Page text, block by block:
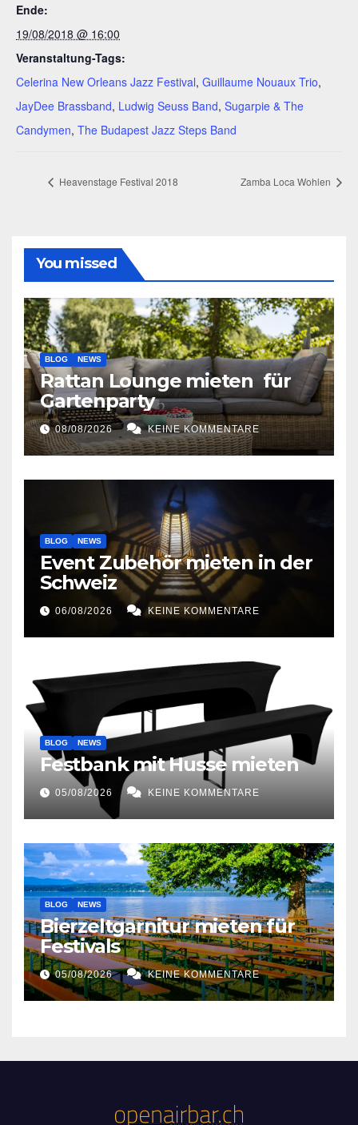
Ende:
19/08/2018 @ 16:00
Veranstaltung-Tags:
Celerina New Orleans Jazz Festival, Guillaume Nouaux Trio,
JayDee Brassband, Ludwig Seuss Band, Sugarpie & The
Candymen, The Budapest Jazz Steps Band
Heavenstage Festival 2018 Zamba Loca Wohlen
You missed
BLOG NEWS
Rattan Lounge mieten für
Gartenparty
08/08/2026 KEINE KOMMENTARE
BLOG NEWS
Event Zubehör mieten in der
Schweiz
06/08/2026 KEINE KOMMENTARE
BLOG NEWS
Festbank mit Husse mieten
05/08/2026 KEINE KOMMENTARE
BLOG NEWS
Bierzeltgarnitur mieten für
Festivals
05/08/2026 KEINE KOMMENTARE